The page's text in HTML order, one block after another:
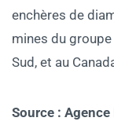
enchères de
mines du
Sud, et au
Source : Agence